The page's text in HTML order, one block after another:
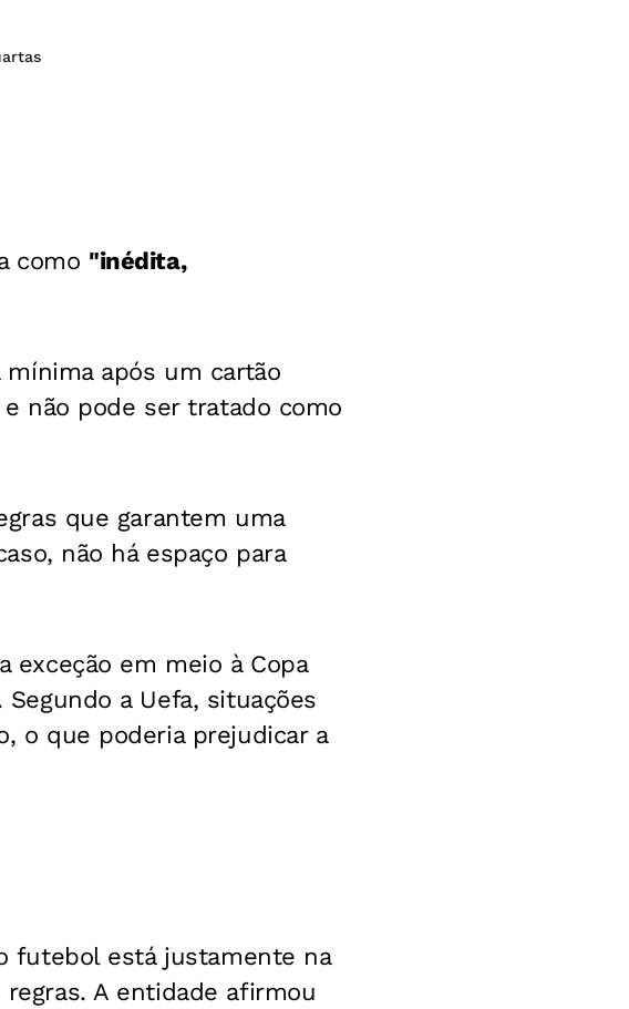
como "inédita,
mínima após um cartão
não pode ser tratado como
que garantem uma
não há espaço para
em meio à Copa
a Uefa, situações
o que poderia prejudicar a
futebol está justamente na
A entidade afirmou